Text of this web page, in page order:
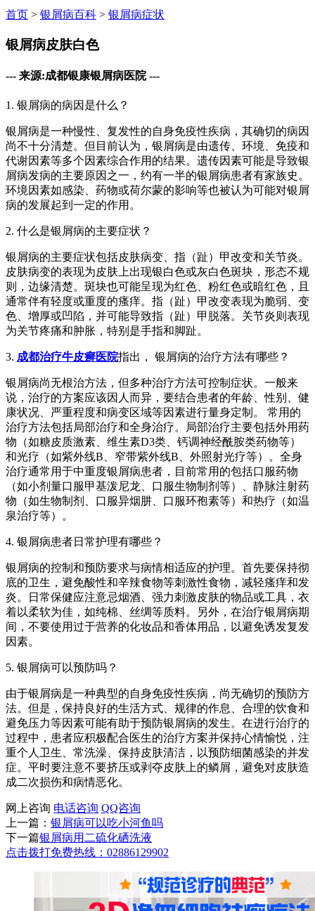
首页 > 银屑病百科 > 银屑病症状
银屑病皮肤白色
--- 来源:成都银康银屑病医院 ---
1. 银屑病的病因是什么？
银屑病是一种慢性、复发性的自身免疫性疾病，其确切的病因
尚不十分清楚。但目前认为，银屑病是由遗传、环境、免疫和
代谢因素等多个因素综合作用的结果。遗传因素可能是导致银
屑病发病的主要原因之一，约有一半的银屑病患者有家族史。
环境因素如感染、药物或荷尔蒙的影响等也被认为可能对银屑
病的发展起到一定的作用。
2. 什么是银屑病的主要症状？
银屑病的主要症状包括皮肤病变、指（趾）甲改变和关节炎。
皮肤病变的表现为皮肤上出现银白色或灰白色斑块，形态不规
则，边缘清楚。斑块也可能呈现为红色、粉红色或暗红色，且
通常伴有轻度或重度的瘙痒。指（趾）甲改变表现为脆弱、变
色、增厚或凹陷，并可能导致指（趾）甲脱落。关节炎则表现
为关节疼痛和肿胀，特别是手指和脚趾。
3. 成都治疗牛皮癣医院指出， 银屑病的治疗方法有哪些？
银屑病尚无根治方法，但多种治疗方法可控制症状。一般来
说，治疗的方案应该因人而异，要结合患者的年龄、性别、健
康状况、严重程度和病变区域等因素进行量身定制。 常用的
治疗方法包括局部治疗和全身治疗。局部治疗主要包括外用药
物（如糖皮质激素、维生素D3类、钙调神经酰胺类药物等）
和光疗（如紫外线B、窄带紫外线B、外照射光疗等）。全身
治疗通常用于中重度银屑病患者，目前常用的包括口服药物
（如小剂量口服甲基泼尼龙、口服生物制剂等）、静脉注射药
物（如生物制剂、口服异烟肼、口服环孢素等）和热疗（如温
泉治疗等）。
4. 银屑病患者日常护理有哪些？
银屑病的控制和预防要求与病情相适应的护理。首先要保持彻
底的卫生，避免酸性和辛辣食物等刺激性食物，减轻瘙痒和发
炎。日常保健应注意忌烟酒、强力刺激皮肤的物品或工具，衣
着以柔软为佳，如纯棉、丝绸等质料。另外，在治疗银屑病期
间，不要使用过于营养的化妆品和香体用品，以避免诱发复发
因素。
5. 银屑病可以预防吗？
由于银屑病是一种典型的自身免疫性疾病，尚无确切的预防方
法。但是，保持良好的生活方式、规律的作息、合理的饮食和
避免压力等因素可能有助于预防银屑病的发生。在进行治疗的
过程中，患者应积极配合医生的治疗方案并保持心情愉悦，注
重个人卫生、常洗澡、保持皮肤清洁，以预防细菌感染的并发
症。平时要注意不要挤压或剥夺皮肤上的鳞屑，避免对皮肤造
成二次损伤和病情恶化。
网上咨询 电话咨询 QQ咨询
上一篇： 银屑病可以吃小河鱼吗
下一篇银屑病用二硫化硒洗液
点击拨打免费热线：02886129902